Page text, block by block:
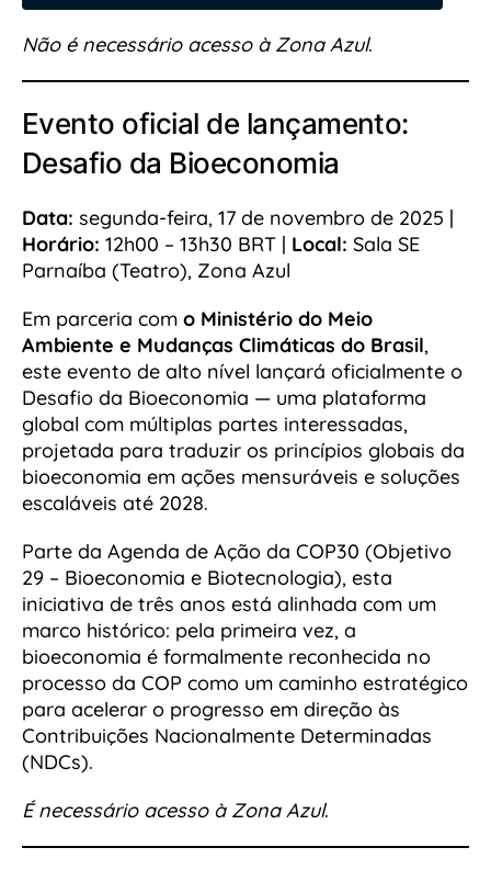
Não é necessário acesso à Zona Azul.
Evento oficial de lançamento:
Desafio da Bioeconomia
Data: segunda-feira, 17 de novembro de 2025 |
Horário: 12h00 – 13h30 BRT | Local: Sala SE
Parnaíba (Teatro), Zona Azul
Em parceria com o Ministério do Meio
Ambiente e Mudanças Climáticas do Brasil,
este evento de alto nível lançará oficialmente o
Desafio da Bioeconomia — uma plataforma
global com múltiplas partes interessadas,
projetada para traduzir os princípios globais da
bioeconomia em ações mensuráveis e soluções
escaláveis até 2028.
Parte da Agenda de Ação da COP30 (Objetivo
29 – Bioeconomia e Biotecnologia), esta
iniciativa de três anos está alinhada com um
marco histórico: pela primeira vez, a
bioeconomia é formalmente reconhecida no
processo da COP como um caminho estratégico
para acelerar o progresso em direção às
Contribuições Nacionalmente Determinadas
(NDCs).
É necessário acesso à Zona Azul.